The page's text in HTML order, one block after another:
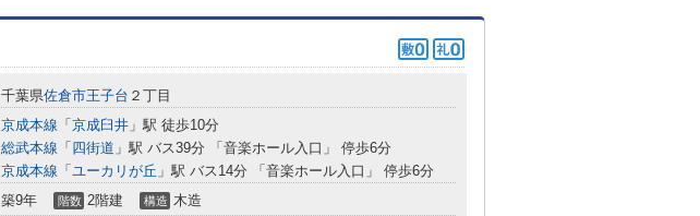
千葉県佐倉市王子台 ２丁目
京成本線 「 京成臼井 」駅 徒歩10分
総武本線 「 四街道 」駅 バス39分 「音楽ホール入口」 停歩6分
京成本線 「 ユーカリが丘 」駅 バス14分 「音楽ホール入口」 停歩6分
築9年 階数 2階建 構造 木造